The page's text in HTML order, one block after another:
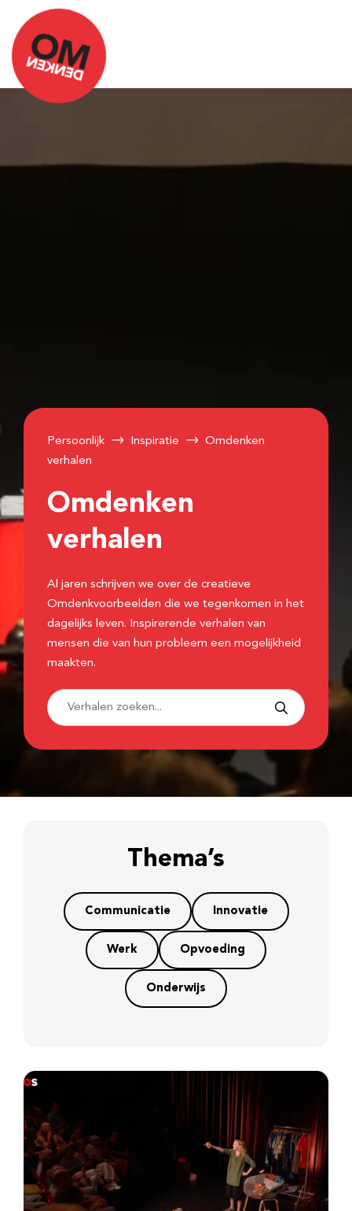
Persoonlijk Inspiratie
Omdenken
verhalen
Omdenken
verhalen
Al jaren schrijven we over de creatieve
Omdenkvoorbeelden die we tegenkomen in het
dagelijks leven. Inspirerende verhalen van
mensen die van hun probleem een mogelijkheid
maakten.
Thema’s
Communicatie Innovatie
Werk Opvoeding
Onderwijs